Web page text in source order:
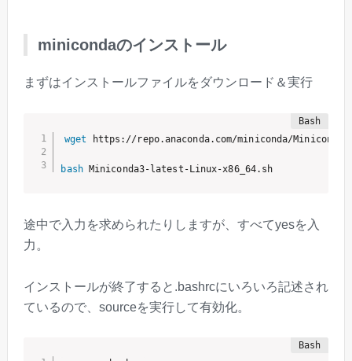
minicondaのインストール
まずはインストールファイルをダウンロード＆実行
wget https://repo.anaconda.com/miniconda/
bash Miniconda3-latest-Linux-x86_64.sh
途中で入力を求められたりしますが、すべてyesを入
力。
インストールが終了すると.bashrcにいろいろ記述され
ているので、sourceを実行して有効化。